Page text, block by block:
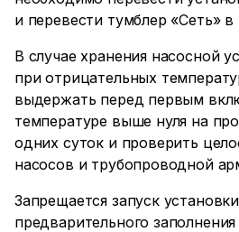
и перевести тумблер «Сеть»
В случае хранения насосной
при отрицательных
выдержать перед первым
температуре выше нуля на
одних суток и проверить
насосов и трубопроводной
Запрещается запуск
предварительного